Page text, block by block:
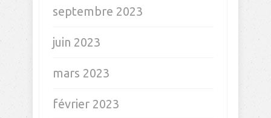
septembre 2023
juin 2023
mars 2023
février 2023